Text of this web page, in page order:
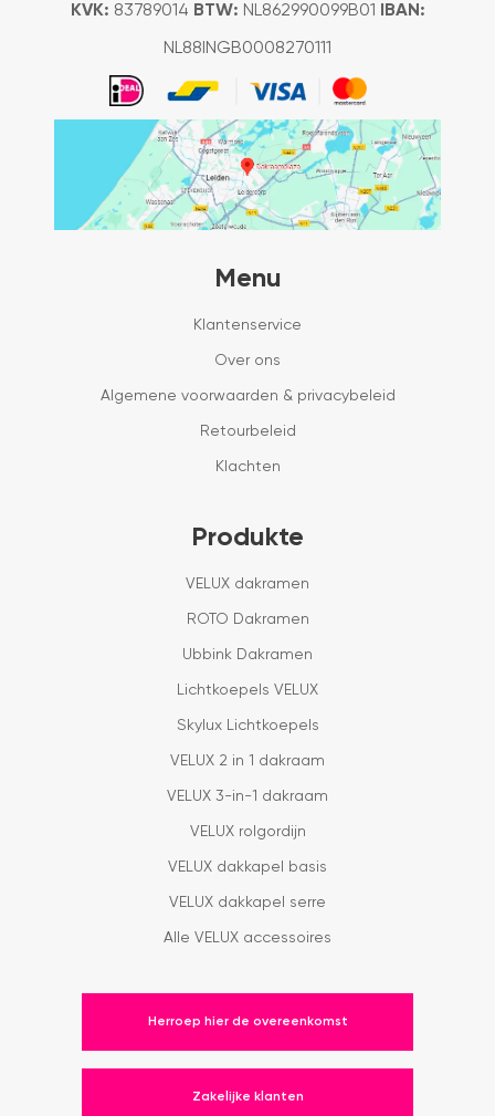
KVK: 83789014 BTW: NL862990099B01 IBAN:
NL88INGB0008270111
Menu
Klantenservice
Over ons
Algemene voorwaarden & privacybeleid
Retourbeleid
Klachten
Produkte
VELUX dakramen
ROTO Dakramen
Ubbink Dakramen
Lichtkoepels VELUX
Skylux Lichtkoepels
VELUX 2 in 1 dakraam
VELUX 3-in-1 dakraam
VELUX rolgordijn
VELUX dakkapel basis
VELUX dakkapel serre
Alle VELUX accessoires
Herroep hier de overeenkomst
Zakelijke klanten